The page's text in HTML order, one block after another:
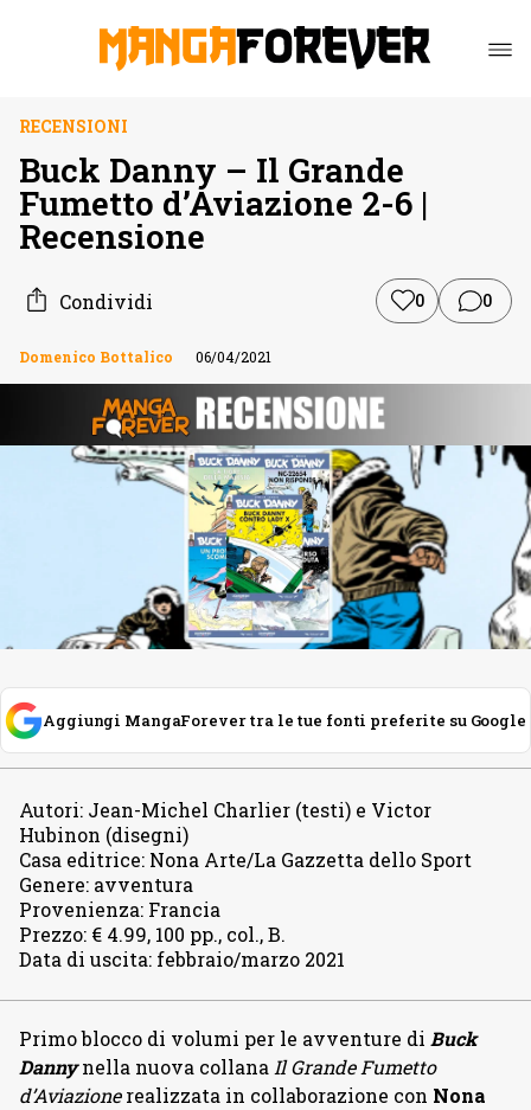
RECENSIONI
Buck Danny – Il Grande
Fumetto d’Aviazione 2-6 |
Recensione
Condividi 0 0
Domenico Bottalico 06/04/2021
Aggiungi MangaForever tra le tue fonti preferite su Google
Autori: Jean-Michel Charlier (testi) e Victor
Hubinon (disegni)
Casa editrice: Nona Arte/La Gazzetta dello Sport
Genere: avventura
Provenienza: Francia
Prezzo: € 4.99, 100 pp., col., B.
Data di uscita: febbraio/marzo 2021
Primo blocco di volumi per le avventure di Buck
Dannynella nuova collana Il Grande Fumetto
d’Aviazionerealizzata in collaborazione con Nona